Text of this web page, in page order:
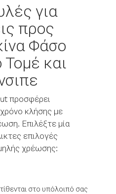
για
προς
Φάσο
και
προσφέρει
κλήσης με
Επιλέξτε μία
επιλογές
χρέωσης:
στο υπόλοιπό σας